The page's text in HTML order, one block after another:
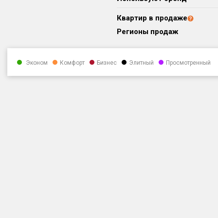
Квартир в продаже
Регионы продаж
Эконом Комфорт Бизнес Элитный Просмотренный